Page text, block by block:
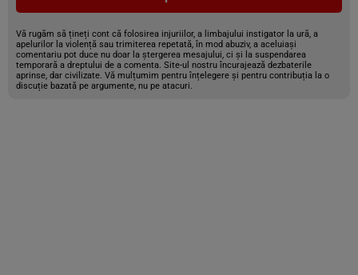
Vă rugăm să țineți cont că folosirea injuriilor, a limbajului instigator la ură, a
apelurilor la violență sau trimiterea repetată, în mod abuziv, a aceluiași
comentariu pot duce nu doar la ștergerea mesajului, ci și la suspendarea
temporară a dreptului de a comenta. Site-ul nostru încurajează dezbaterile
aprinse, dar civilizate. Vă mulțumim pentru înțelegere și pentru contribuția la o
discuție bazată pe argumente, nu pe atacuri.